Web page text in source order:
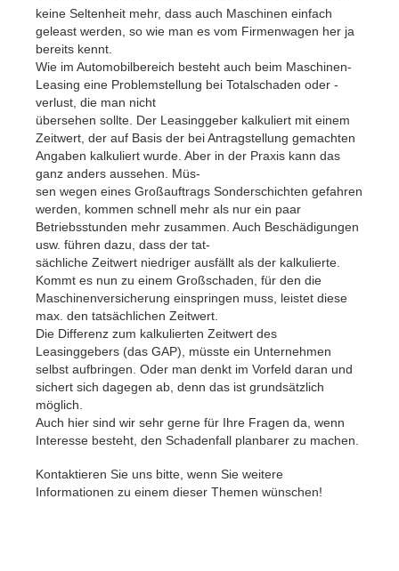
keine Seltenheit mehr, dass auch Maschinen einfach
geleast werden, so wie man es vom Firmenwagen her ja
bereits kennt.
Wie im Automobilbereich besteht auch beim Maschinen-
Leasing eine Problemstellung bei Totalschaden oder -
verlust, die man nicht
übersehen sollte. Der Leasinggeber kalkuliert mit einem
Zeitwert, der auf Basis der bei Antragstellung gemachten
Angaben kalkuliert wurde. Aber in der Praxis kann das
ganz anders aussehen. Müs-
sen wegen eines Großauftrags Sonderschichten gefahren
werden, kommen schnell mehr als nur ein paar
Betriebsstunden mehr zusammen. Auch Beschädigungen
usw. führen dazu, dass der tat-
sächliche Zeitwert niedriger ausfällt als der kalkulierte.
Kommt es nun zu einem Großschaden, für den die
Maschinenversicherung einspringen muss, leistet diese
max. den tatsächlichen Zeitwert.
Die Differenz zum kalkulierten Zeitwert des
Leasinggebers (das GAP), müsste ein Unternehmen
selbst aufbringen. Oder man denkt im Vorfeld daran und
sichert sich dagegen ab, denn das ist grundsätzlich
möglich.
Auch hier sind wir sehr gerne für Ihre Fragen da, wenn
Interesse besteht, den Schadenfall planbarer zu machen.
Kontaktieren Sie uns bitte, wenn Sie weitere
Informationen zu einem dieser Themen wünschen!